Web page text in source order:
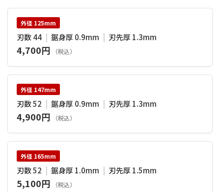
外径 125mm
刃数 44 鋸身厚 0.9mm 刃先厚 1.3mm
4,700円 （税込）
外径 147mm
刃数 52 鋸身厚 0.9mm 刃先厚 1.3mm
4,900円 （税込）
外径 165mm
刃数 52 鋸身厚 1.0mm 刃先厚 1.5mm
5,100円 （税込）